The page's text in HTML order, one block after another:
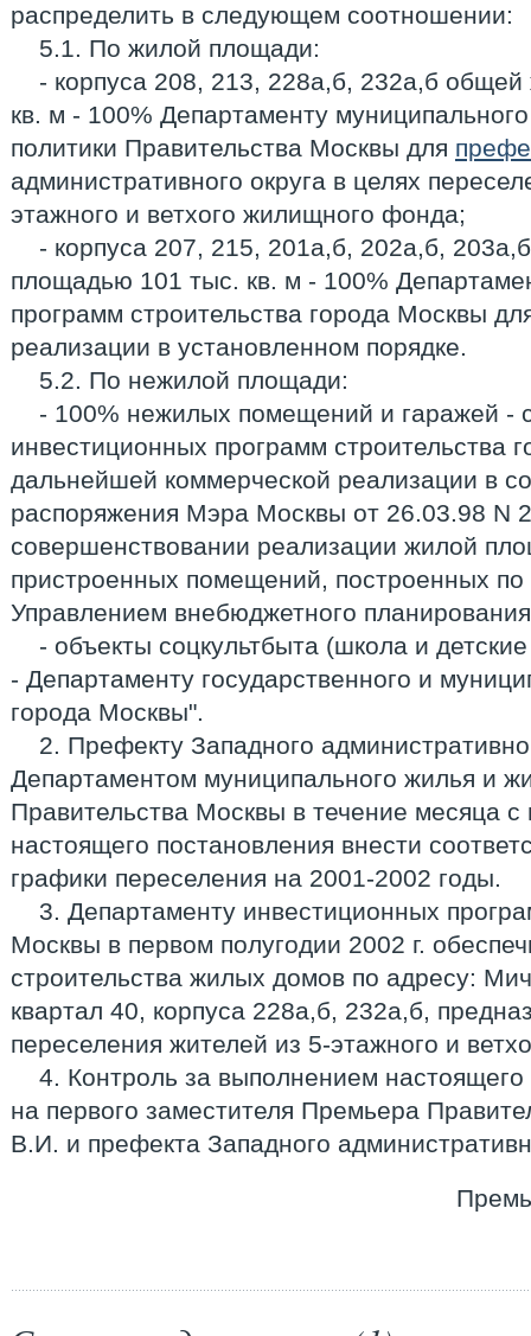
распределить в следующем соотношении:
5.1. По жилой площади:
- корпуса 208, 213, 228а,б, 232а,б
кв. м - 100% Департаменту
политики Правительства Москвы для
административного округа в целях
этажного и ветхого жилищного фонда;
- корпуса 207, 215, 201а,б, 202а,б,
площадью 101 тыс. кв. м - 100%
программ строительства города Москвы
реализации в установленном порядке.
5.2. По нежилой площади:
- 100% нежилых помещений и гаражей -
инвестиционных программ строительства
дальнейшей коммерческой реализации в
распоряжения Мэра Москвы от 26.03.98 N
совершенствовании реализации жилой
пристроенных помещений, построенных по
Управлением внебюджетного
- объекты соцкультбыта (школа и
- Департаменту государственного и
города Москвы".
2. Префекту Западного
Департаментом муниципального жилья и
Правительства Москвы в течение месяца
настоящего постановления внести
графики переселения на 2001-2002 годы.
3. Департаменту инвестиционных
Москвы в первом полугодии 2002 г.
строительства жилых домов по адресу:
квартал 40, корпуса 228а,б, 232а,б,
переселения жителей из 5-этажного и
4. Контроль за выполнением
на первого заместителя Премьера
В.И. и префекта Западного